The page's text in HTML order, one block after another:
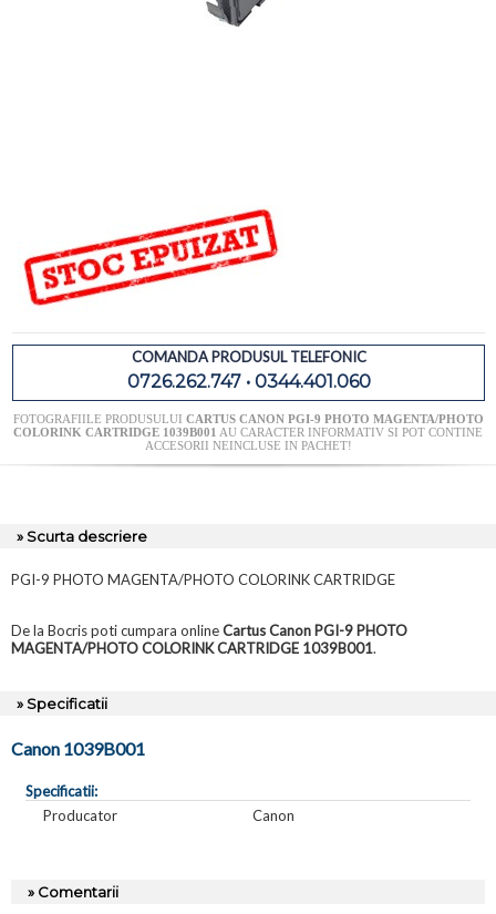
COMANDA PRODUSUL TELEFONIC
0726.262.747 • 0344.401.060
FOTOGRAFIILE PRODUSULUI CARTUS CANON PGI-9 PHOTO MAGENTA/PHOTO
COLORINK CARTRIDGE 1039B001 AU CARACTER INFORMATIV SI POT CONTINE
ACCESORII NEINCLUSE IN PACHET!
» Scurta descriere
PGI-9 PHOTO MAGENTA/PHOTO COLORINK CARTRIDGE
De la Bocris poti cumpara onlineCartus Canon PGI-9 PHOTO
MAGENTA/PHOTO COLORINK CARTRIDGE 1039B001.
» Specificatii
Canon 1039B001
Specificatii:
Producator
Canon
» Comentarii